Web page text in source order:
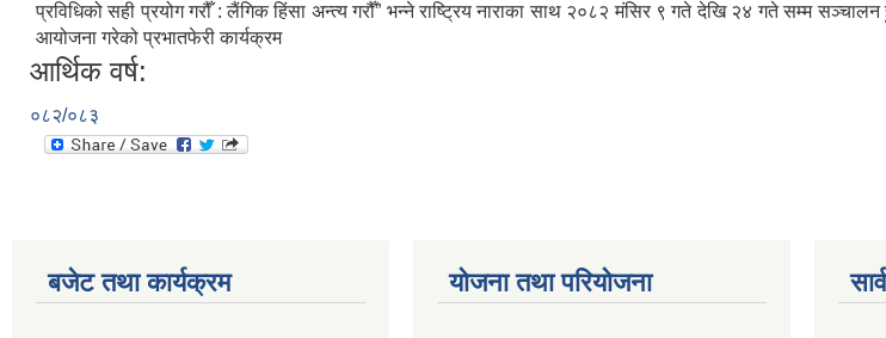
प्रविधिको सही प्रयोग गरौँ : लैंगिक हिंसा अन्त्य गरौँ” भन्ने राष्ट्रिय नाराका साथ २०८२ मंसिर ९ गते देखि २४ गते सम्म
आयोजना गरेको प्रभातफेरी कार्यक्रम
आर्थिक वर्ष:
०८२/०८३
बजेट तथा कार्यक्रम योजना तथा परियोजना